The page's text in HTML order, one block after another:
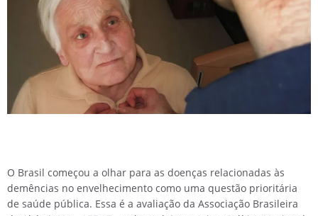
O Brasil começou a olhar para as doenças relacionadas às
demências no envelhecimento como uma questão prioritária
de saúde pública. Essa é a avaliação da Associação Brasileira